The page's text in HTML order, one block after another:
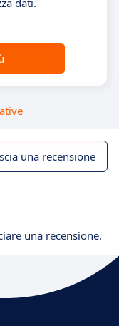
una recensione
una recensione.